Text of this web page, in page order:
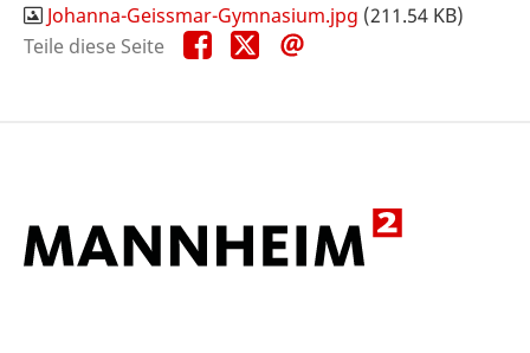
Johanna-Geissmar-Gymnasium.jpg (211.54 KB)
Teile diese Seite
Teile
diese
Teile
diese